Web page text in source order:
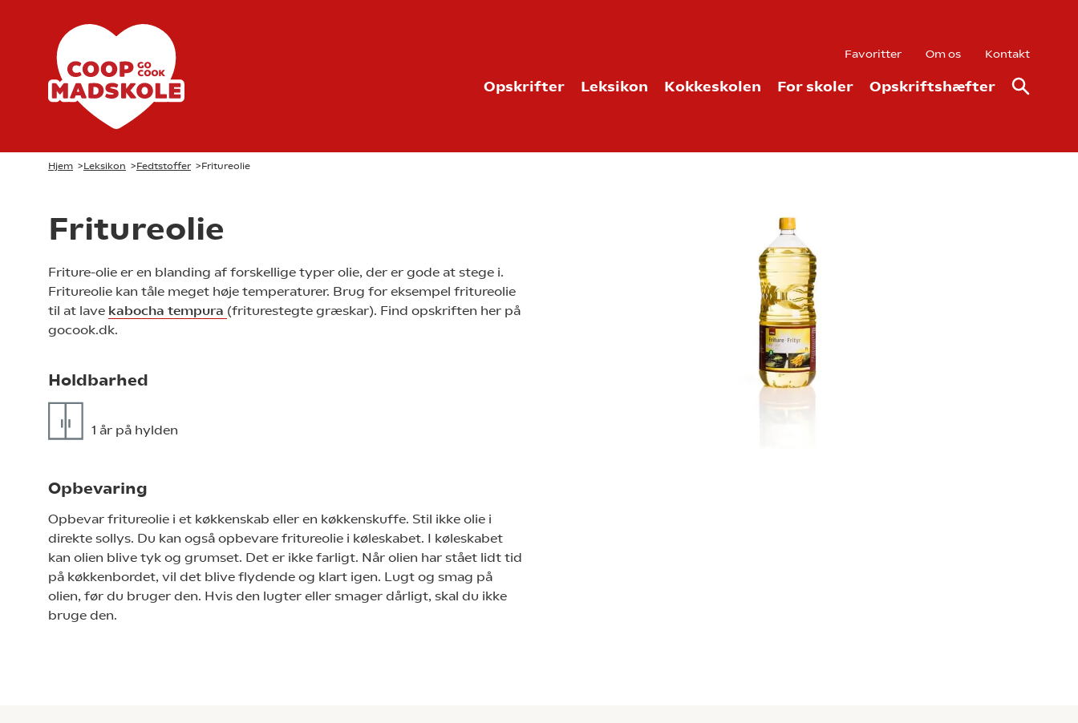
Favoritter Om os Kontakt
Opskrifter Leksikon Kokkeskolen For skoler Opskriftshæfter
Hjem >Leksikon >Fedtstoffer >Fritureolie
Fritureolie
Friture-olie er en blanding af forskellige typer olie, der er gode at stege i.
Fritureolie kan tåle meget høje temperaturer. Brug for eksempel fritureolie
til at lave kabocha tempura (friturestegte græskar). Find opskriften her på
gocook.dk.
Holdbarhed
1 år på hylden
Opbevaring
Opbevar fritureolie i et køkkenskab eller en køkkenskuffe. Stil ikke olie i
direkte sollys. Du kan også opbevare fritureolie i køleskabet. I køleskabet
kan olien blive tyk og grumset. Det er ikke farligt. Når olien har stået lidt tid
på køkkenbordet, vil det blive flydende og klart igen. Lugt og smag på
olien, før du bruger den. Hvis den lugter eller smager dårligt, skal du ikke
bruge den.